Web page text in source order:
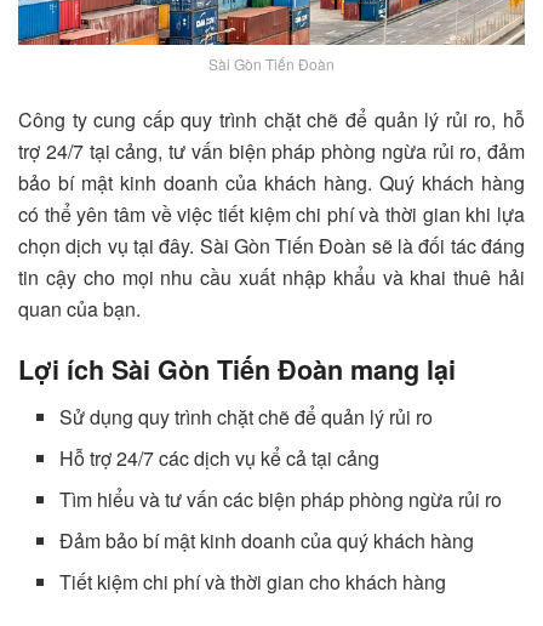
Sài Gòn Tiến Đoàn
Công ty cung cấp quy trình chặt chẽ để quản lý rủi ro, hỗ
trợ 24/7 tại cảng, tư vấn biện pháp phòng ngừa rủi ro, đảm
bảo bí mật kinh doanh của khách hàng. Quý khách hàng
có thể yên tâm về việc tiết kiệm chi phí và thời gian khi lựa
chọn dịch vụ tại đây. Sài Gòn Tiến Đoàn sẽ là đối tác đáng
tin cậy cho mọi nhu cầu xuất nhập khẩu và khai thuê hải
quan của bạn.
Lợi ích Sài Gòn Tiến Đoàn mang lại
Sử dụng quy trình chặt chẽ để quản lý rủi ro
Hỗ trợ 24/7 các dịch vụ kể cả tại cảng
Tìm hiểu và tư vấn các biện pháp phòng ngừa rủi ro
Đảm bảo bí mật kinh doanh của quý khách hàng
Tiết kiệm chi phí và thời gian cho khách hàng